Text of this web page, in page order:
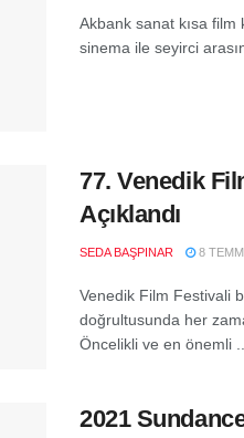
Akbank sanat kısa film
sinema ile seyirci
77. Venedik
Açıklandı
SEDA BAŞPINAR 8
Venedik Film Festivali
doğrultusunda her
Öncelikli ve en önemli ...
2021